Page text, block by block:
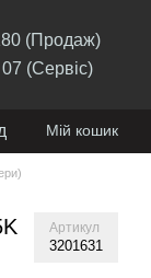
(Продаж)
(Сервіс)
Мій кошик
Артикул
3201631